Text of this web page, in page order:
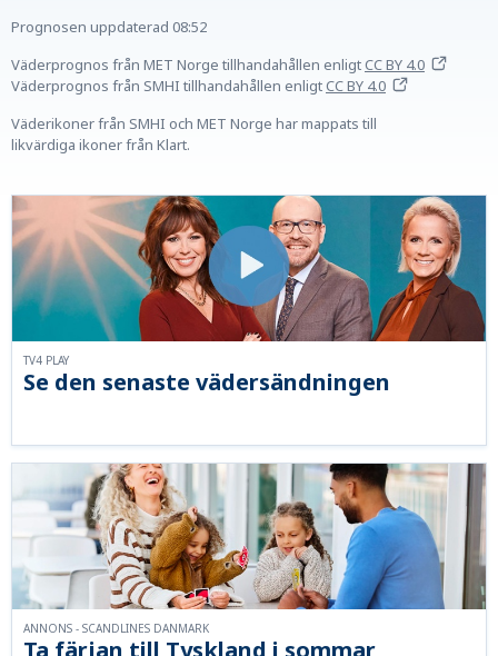
Prognosen uppdaterad 08:52
Väderprognos från MET Norge tillhandahållen enligtCC BY 4.0
Väderprognos från SMHI tillhandahållen enligtCC BY 4.0
Väderikoner från SMHI och MET Norge har mappats till
likvärdiga ikoner från Klart.
Se den senaste vädersändningen
TV4 PLAY
ANNONS - SCANDLINES DANMARK